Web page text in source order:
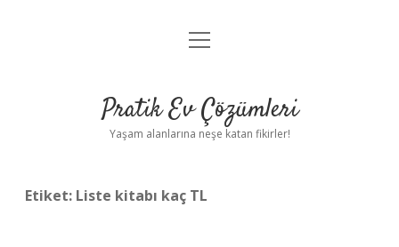
Anasayfa
Yasal Uyarı
menüyü
Pratik Ev Çözümleri
Yaşam alanlarına neşe katan fikirler!
Etiket: Liste kitabı kaç TL